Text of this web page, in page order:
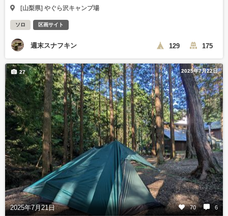
[山梨県] やぐら沢キャンプ場
ソロ 区画サイト
週末スナフキン 129 175
2025年7月22日
2025年7月21日 70 6
27